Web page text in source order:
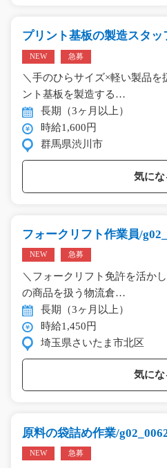
プリント基板の製造スタッ
NEW 急募
＼手のひらサイズ×軽い製品を
ント基板を製造する…
長期（3ヶ月以上）
時給1,600円
群馬県渋川市
気にな
フォークリフト作業員/
NEW 急募
＼フォークリフト免許を活か
の商品を扱う物流倉…
長期（3ヶ月以上）
時給1,450円
埼玉県さいたま市北区
気にな
原料の袋詰め作業/
NEW 急募